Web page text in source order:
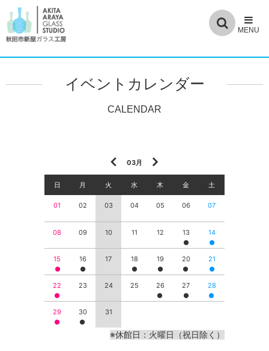
イベントカレンダー
03月
日 月 火 水 木 金 土
01 02 03 04 05 06 07
08 09 10 11 12 13 14
15 16 17 18 19 20 21
22 23 24 25 26 27 28
29 30 31
※休館日：火曜日（祝日除く）